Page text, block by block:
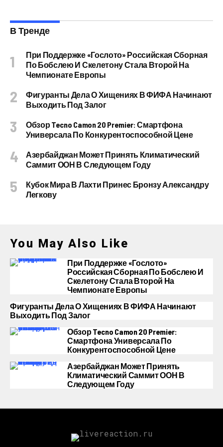
В Тренде
При Поддержке «Гослото» Российская Сборная
По Бобслею И Скелетону Стала Второй На
Чемпионате Европы
Фигуранты Дела О Хищениях В ФИФА Начинают
Выходить Под Залог
Обзор Tecno Camon 20 Premier: Смартфона
Универсала По Конкурентоспособной Цене
Азербайджан Может Принять Климатический
Саммит ООН В Следующем Году
Кубок Мира В Лахти Принес Бронзу Александру
Легкову
You May Also Like
При Поддержке «Гослото»
Российская Сборная По Бобслею И
Скелетону Стала Второй На
Чемпионате Европы
Фигуранты Дела О Хищениях В ФИФА Начинают
Выходить Под Залог
Обзор Tecno Camon 20 Premier:
Смартфона Универсала По
Конкурентоспособной Цене
Азербайджан Может Принять
Климатический Саммит ООН В
Следующем Году